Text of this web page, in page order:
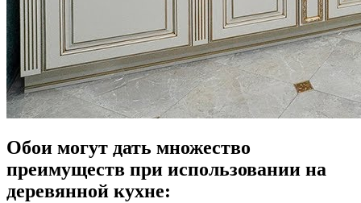
Обои могут дать множество
преимуществ при использовании на
деревянной кухне: